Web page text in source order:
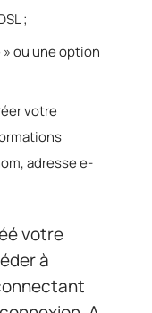
;
ou une option
votre
adresse e-
votre
à